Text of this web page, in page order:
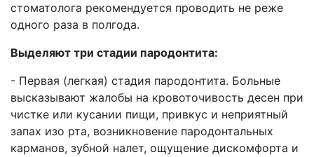
стоматолога рекомендуется проводить не реже
одного раза в полгода.
Выделяют три стадии пародонтита:
- Первая (легкая) стадия пародонтита. Больные
высказывают жалобы на кровоточивость десен при
чистке или кусании пищи, привкус и неприятный
запах изо рта, возникновение пародонтальных
карманов, зубной налет, ощущение дискомфорта и